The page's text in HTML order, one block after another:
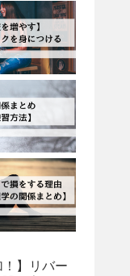
！】リバー